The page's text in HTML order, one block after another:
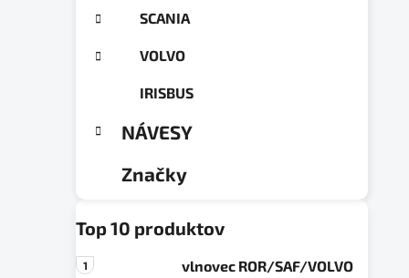
SCANIA
VOLVO
IRISBUS
NÁVESY
Značky
Top 10 produktov
vlnovec ROR/SAF/VOLVO